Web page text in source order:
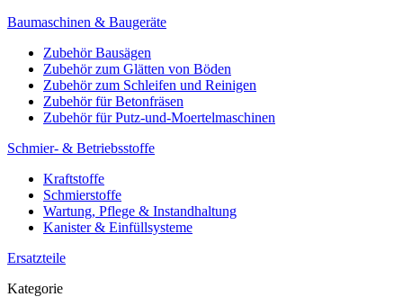
Baumaschinen & Baugeräte
Zubehör Bausägen
Zubehör zum Glätten von Böden
Zubehör zum Schleifen und Reinigen
Zubehör für Betonfräsen
Zubehör für Putz-und-Moertelmaschinen
Schmier- & Betriebsstoffe
Kraftstoffe
Schmierstoffe
Wartung, Pflege & Instandhaltung
Kanister & Einfüllsysteme
Ersatzteile
Kategorie